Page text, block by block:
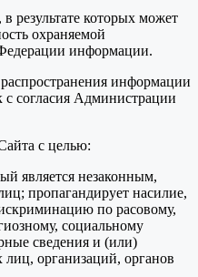
результате которых может
охраняемой
информации.
информации
с согласия Администрации
с целью:
является незаконным,
пропагандирует насилие,
по расовому,
социальному
сведения и (или)
лиц, организаций, органов